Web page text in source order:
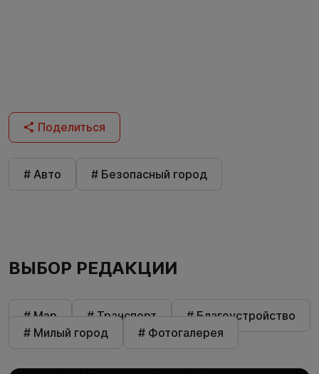
Поделиться
# Авто # Безопасный город
ВЫБОР РЕДАКЦИИ
# Мэр # Транспорт
# Благоустройство
# Милый город
# Фотогалерея